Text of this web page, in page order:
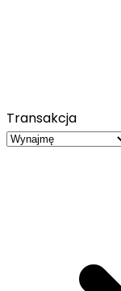
Transakcja